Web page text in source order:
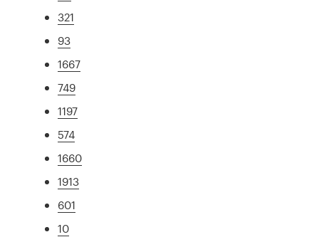
321
93
1667
749
1197
574
1660
1913
601
10